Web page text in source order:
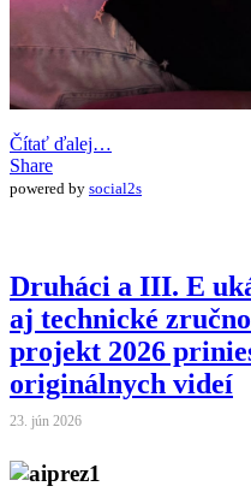
Čítať ďalej…
Share
powered by social2s
Druháci a III. E
aj technické
projekt 2026
originálnych videí
23. jún 2026